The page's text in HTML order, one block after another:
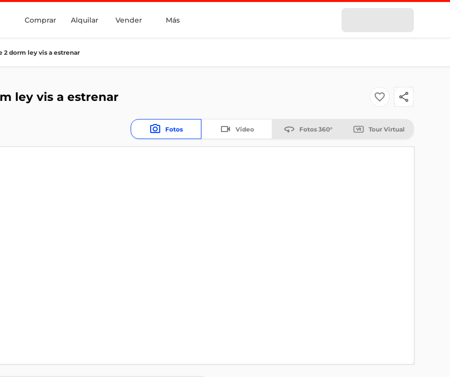
Comprar Alquilar Vender Más
2 dorm ley vis a estrenar
ley vis a estrenar
Fotos Video Fotos 360° Tour Virtual